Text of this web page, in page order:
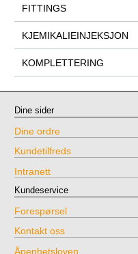
FITTINGS
KJEMIKALIEINJEKSJON
KOMPLETTERING
Dine sider
Dine ordre
Kundetilfreds
Intranett
Kundeservice
Forespørsel
Kontakt oss
Åpenhetsloven